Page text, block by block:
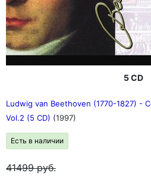
5 CD
Ludwig van Beethoven (1770-1827) -
Vol.2 (5 CD) (1997)
Есть в наличии
41499руб.